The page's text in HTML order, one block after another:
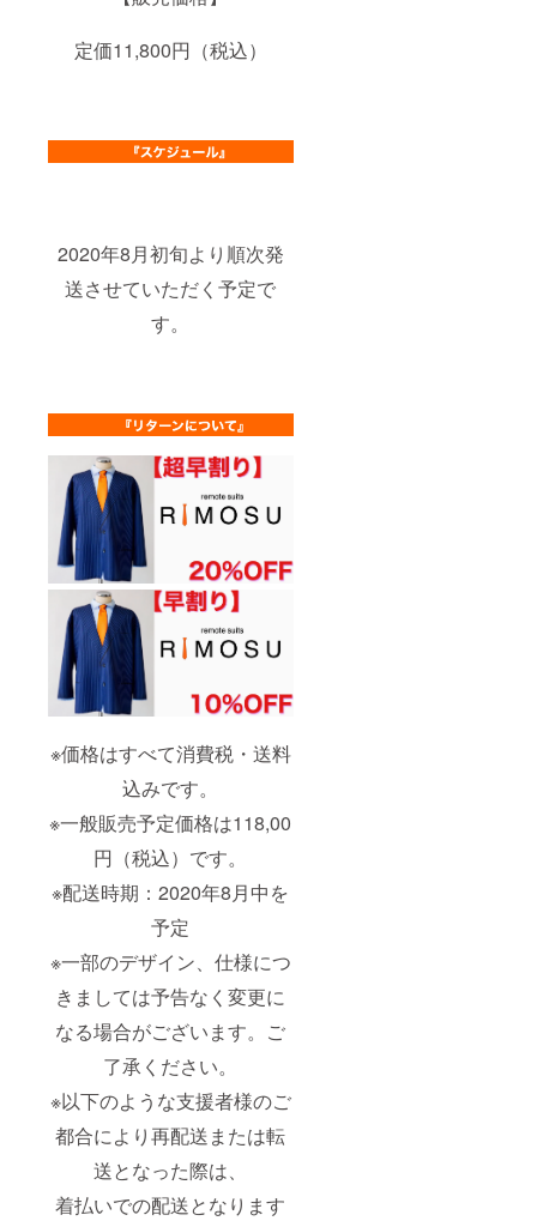
定価11,800円（税込）
2020年8月初旬より順次発
送させていただく予定で
す。
※価格はすべて消費税・送料
込みです。
※一般販売予定価格は118,00
円（税込）です。
※配送時期：2020年8月中を
予定
※一部のデザイン、仕様につ
きましては予告なく変更に
なる場合がございます。ご
了承ください。
※以下のような支援者様のご
都合により再配送または転
送となった際は、
着払いでの配送となります